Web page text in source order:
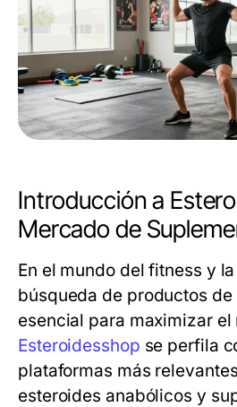
Introducción a
Mercado de
En el mundo del fitness y
búsqueda de productos
esencial para maximizar el
Esteroidesshop se perfila
plataformas más
esteroides anabólicos y